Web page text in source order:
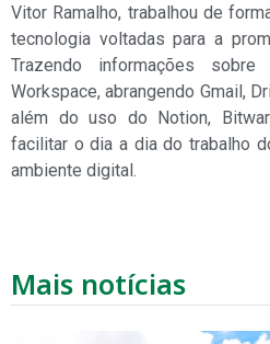
Vitor Ramalho, trabalhou de
tecnologia voltadas para a
Trazendo informações
Workspace, abrangendo Gmail,
além do uso do Notion,
facilitar o dia a dia do trabalho
ambiente digital.
Mais notícias